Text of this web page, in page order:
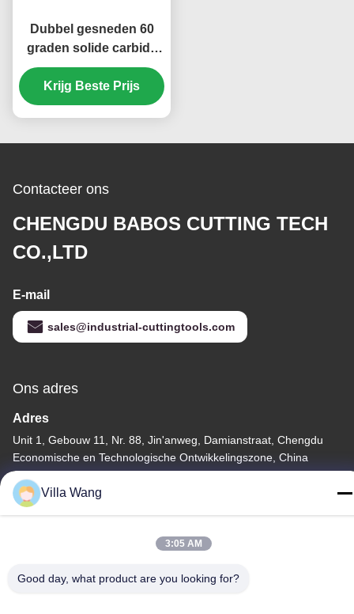
Dubbel gesneden 60
graden solide carbide
borsten Die grinder bit
1/8 "Diameter 1/8" Sank
Krijg Beste Prijs
Contacteer ons
CHENGDU BABOS CUTTING TECH
CO.,LTD
E-mail
sales@industrial-cuttingtools.com
Ons adres
Adres
Unit 1, Gebouw 11, Nr. 88, Jin'anweg, Damianstraat, Chengdu
Economische en Technologische Ontwikkelingszone, China
Telefoon
00-86-15882030231
Villa Wang
3:05 AM
Good day, what product are you looking for?